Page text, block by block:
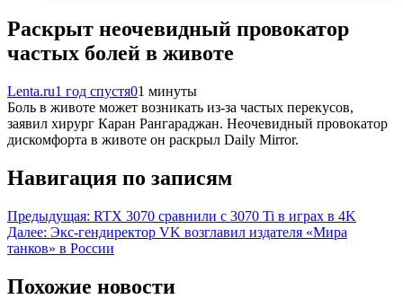
Раскрыт неочевидный провокатор
частых болей в животе
Lenta.ru1 год спустя01 минуты
Боль в животе может возникать из-за частых перекусов,
заявил хирург Каран Рангараджан. Неочевидный провокатор
дискомфорта в животе он раскрыл Daily Mirror.
Навигация по записям
Предыдущая: RTX 3070 сравнили с 3070 Ti в играх в 4K
Далее: Экс-гендиректор VK возглавил издателя «Мира
танков» в России
Похожие новости